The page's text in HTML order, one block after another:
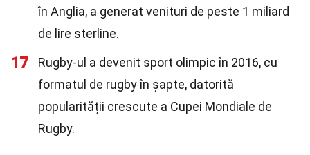
în Anglia, a generat venituri de peste 1 miliard
de lire sterline.
17
Rugby-ul a devenit sport olimpic în 2016, cu
formatul de rugby în șapte, datorită
popularității crescute a Cupei Mondiale de
Rugby.